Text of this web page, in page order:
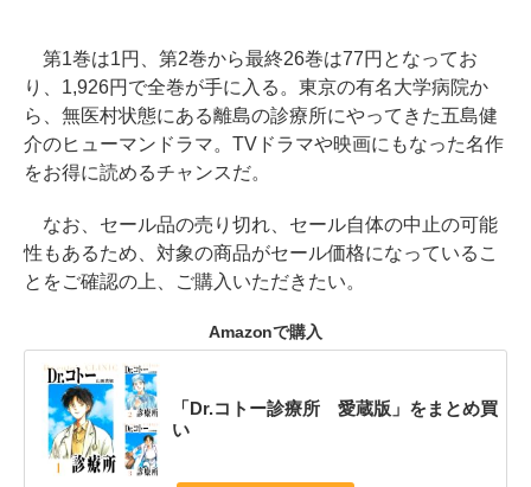
第1巻は1円、第2巻から最終26巻は77円となってお
り、1,926円で全巻が手に入る。東京の有名大学病院か
ら、無医村状態にある離島の診療所にやってきた五島健
介のヒューマンドラマ。TVドラマや映画にもなった名作
をお得に読めるチャンスだ。
なお、セール品の売り切れ、セール自体の中止の可能
性もあるため、対象の商品がセール価格になっているこ
とをご確認の上、ご購入いただきたい。
Amazonで購入
「Dr.コトー診療所 愛蔵版」をまとめ買
い